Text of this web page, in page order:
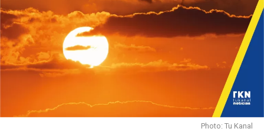
Photo: Tu Kanal